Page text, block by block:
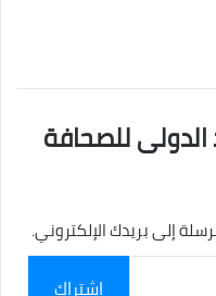
الدولى للصحافة
إلى بريدك الإلكتروني.
اشتراك